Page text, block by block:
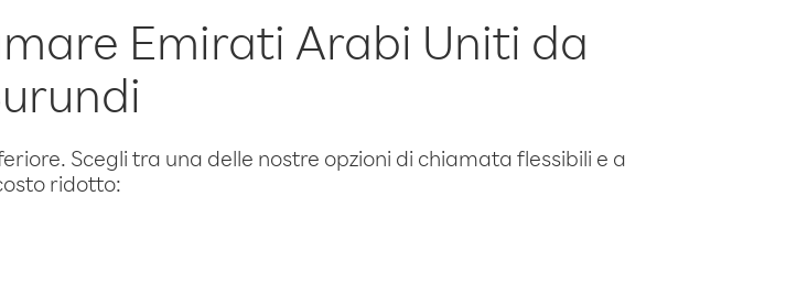
Emirati Arabi Uniti da
Scegli tra una delle nostre opzioni di chiamata flessibili e a
ridotto: